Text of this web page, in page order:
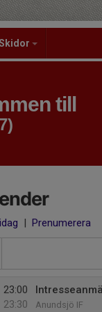
till
| Prenumerera
23:00
23:30
Anundsjö IF